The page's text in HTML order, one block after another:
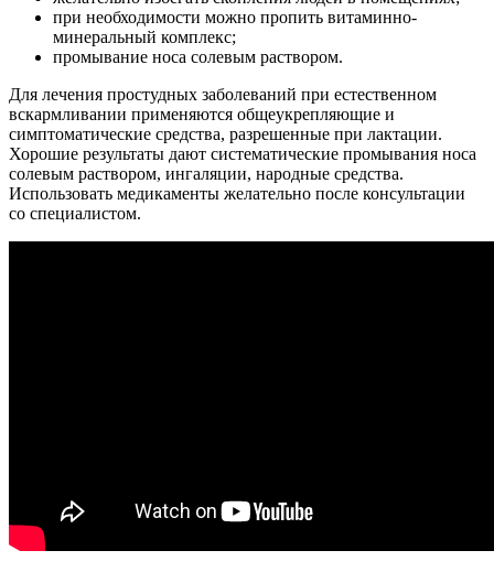
при необходимости можно пропить витаминно-
минеральный комплекс;
промывание носа солевым раствором.
Для лечения простудных заболеваний при естественном
вскармливании применяются общеукрепляющие и
симптоматические средства, разрешенные при лактации.
Хорошие результаты дают систематические промывания носа
солевым раствором, ингаляции, народные средства.
Использовать медикаменты желательно после консультации
со специалистом.